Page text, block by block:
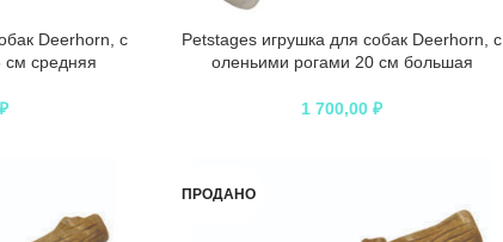
Deerhorn, с
см средняя
₽
Petstages игрушка для собак Deerhorn, с
оленьими рогами 20 см большая
1 700,00₽
ПРОДАНО